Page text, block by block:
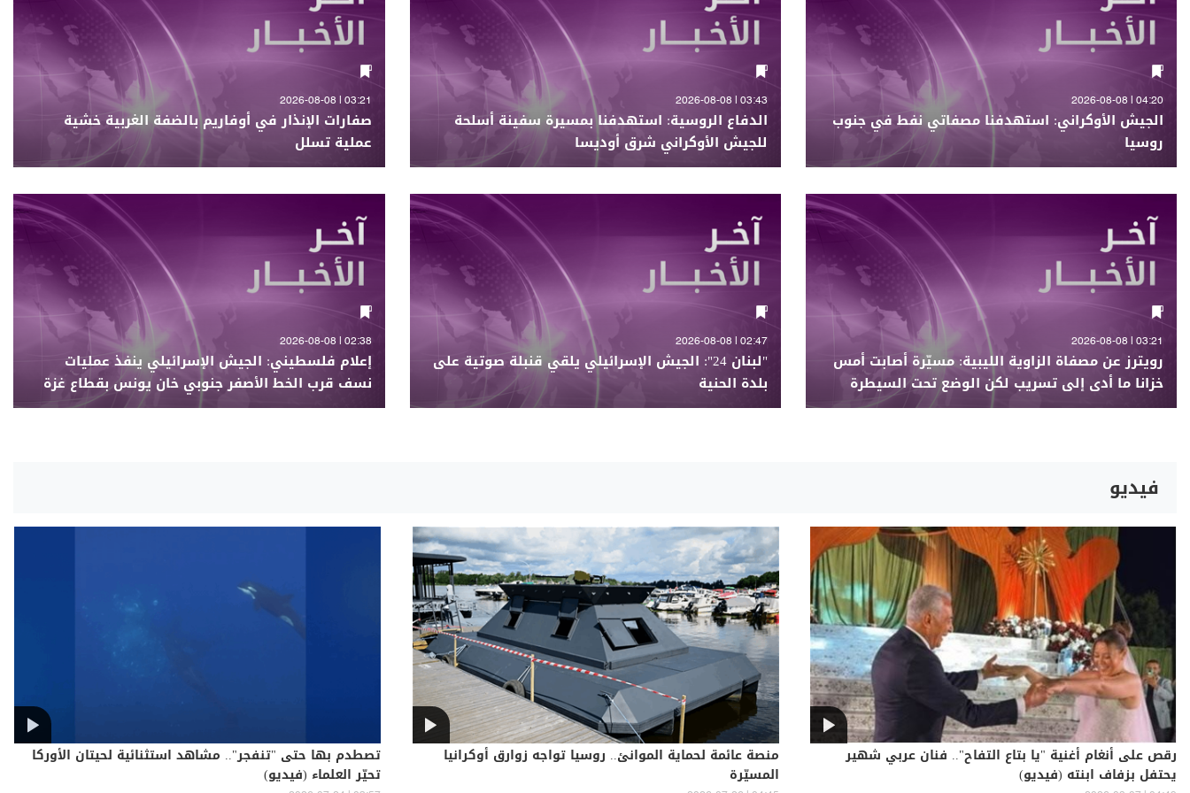
04:20 | 2026-08-08
الجيش الأوكراني: استهدفنا مصفاتي نفط في جنوب
روسيا
03:43 | 2026-08-08
الدفاع الروسية: استهدفنا بمسيرة سفينة أسلحة
للجيش الأوكراني شرق أوديسا
03:21 | 2026-08-08
صفارات الإنذار في أوفاريم بالضفة الغربية خشية
عملية تسلل
03:21 | 2026-08-08
رويترز عن مصفاة الزاوية الليبية: مسيّرة أصابت أمس
خزانا ما أدى إلى تسريب لكن الوضع تحت السيطرة
02:47 | 2026-08-08
"لبنان 24": الجيش الإسرائيلي يلقي قنبلة صوتية على
بلدة الحنية
02:38 | 2026-08-08
إعلام فلسطيني: الجيش الإسرائيلي ينفذ عمليات
نسف قرب الخط الأصفر جنوبي خان يونس بقطاع غزة
فيديو
رقص على أنغام أغنية "يا بتاع التفاح".. فنان عربي شهير
يحتفل بزفاف ابنته (فيديو)
منصة عائمة لحماية الموانئ.. روسيا تواجه زوارق أوكرانيا
المسيّرة
تصطدم بها حتى "تنفجر".. مشاهد استثنائية لحيتان الأوركا
تحيّر العلماء (فيديو)